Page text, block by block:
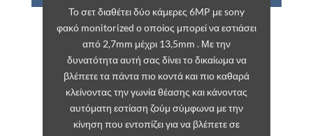
Το σετ διαθέτει δύο κάμερες 6MP με sony
φακό monitorized ο οποίος μπορεί να εστιάσει
από 2,7mm μέχρι 13,5mm . Με την
δυνατότητα αυτή σας δίνει το δικαίωμα να
βλέπετε τα πάντα πιο κοντά και πιο καθαρά
κλείνοντας την γωνία θέασης και κάνοντας
αυτόματη εστίαση ζούμ σύμφωνα με την
κίνηση που εντοπίζει για να βλέπετε σε